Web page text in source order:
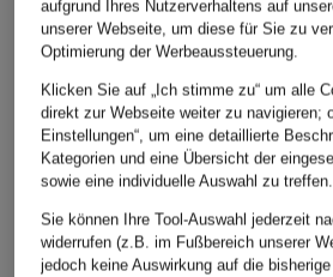
CHF 209
Ursprünglich:
ÄHNLICHE ARTIKEL ENTDECKEN
aufgrund Ihres Nutzerverhaltens auf
unserer Webseite, um diese für Sie zu
Optimierung der Werbeaussteuerung.
Klicken Sie auf „Ich stimme zu“ um alle
direkt zur Webseite weiter zu navigieren;
Einstellungen“, um eine detaillierte
Kategorien und eine Übersicht der
sowie eine individuelle Auswahl zu treffen.
Sie können Ihre Tool-Auswahl jederzeit
widerrufen (z.B. im Fußbereich unserer
jedoch keine Auswirkung auf die